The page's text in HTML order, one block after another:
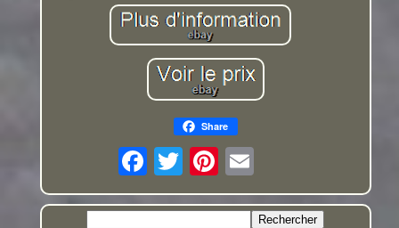
Share